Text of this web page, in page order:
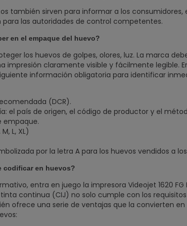
también sirven para informar a los consumidores,
las autoridades de control competentes.
en el empaque del huevo?
los huevos de golpes, olores, luz. La marca
impresión claramente visible y fácilmente legible.
información obligatoria para identificar
(DCR).
el país de origen, el código de productor y el
empaque.
L, XL)
por la letra A para los huevos vendidos a
codificar en huevos?
entra en juego la impresora Videojet 1620 FG
continua (CIJ) no solo cumple con los
ofrece una serie de ventajas que la convierten